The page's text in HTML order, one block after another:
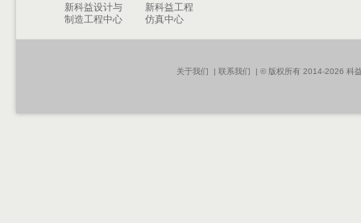
新科益设计与
制造工程中心
新科益工程
仿真中心
关于我们 | 联系我们 | © 版权所有 2014-2026 科